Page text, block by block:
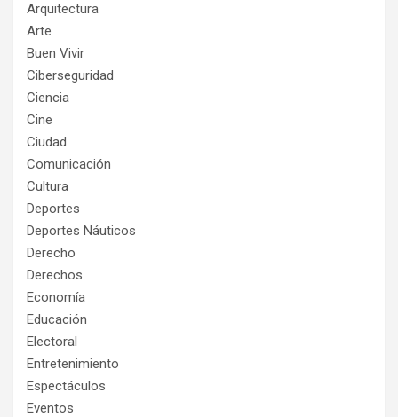
Arquitectura
Arte
Buen Vivir
Ciberseguridad
Ciencia
Cine
Ciudad
Comunicación
Cultura
Deportes
Deportes Náuticos
Derecho
Derechos
Economía
Educación
Electoral
Entretenimiento
Espectáculos
Eventos